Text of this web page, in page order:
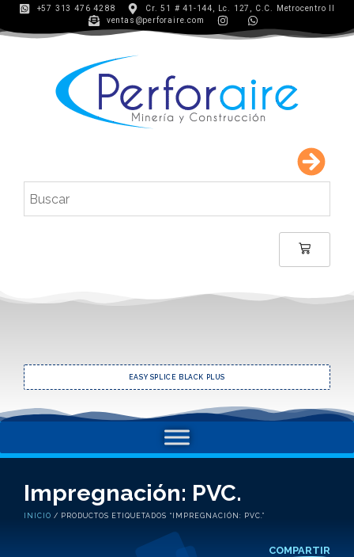
+57 313 476 4288
Cr. 51 # 41-144, Lc. 127, C.C. Metrocentro II
ventas@perforaire.com
EASY SPLICE BLACK PLUS
Impregnación: PVC.
INICIO / PRODUCTOS ETIQUETADOS “IMPREGNACIÓN: PVC.”
COMPARTIR